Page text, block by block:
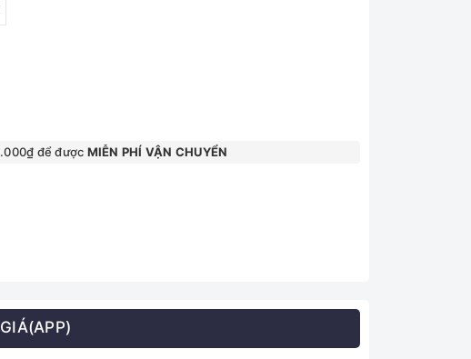
để được MIỄN PHÍ VẬN CHUYỂN